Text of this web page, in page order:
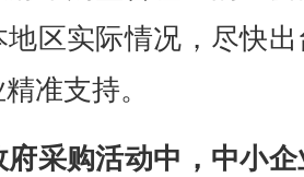
地区实际情况，尽快
准支持。
府采购活动中，中小